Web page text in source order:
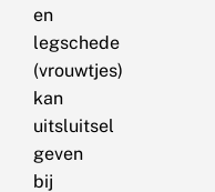
en
legschede
(vrouwtjes)
kan
uitsluitsel
geven
bij